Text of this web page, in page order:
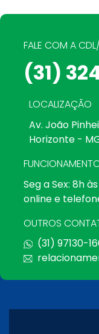
FALE COM A
(31)
LOCALIZAÇÃO
Av. João
Horizonte -
Seg a Sex: 8h
online e
OUTROS
(31) 97130-